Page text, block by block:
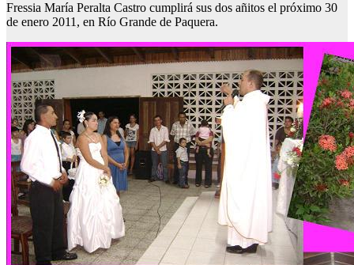
Fressia María Peralta Castro cumplirá sus dos añitos el próximo 30
de enero 2011, en Río Grande de Paquera.